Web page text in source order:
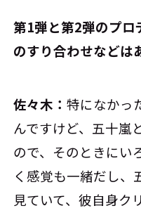
――第1弾と第2弾のプ
のすり合わせなどは
佐々木：特になかっ
んですけど、五十嵐
ので、そのときにい
く感覚も一緒だし、
見ていて、彼自身ク